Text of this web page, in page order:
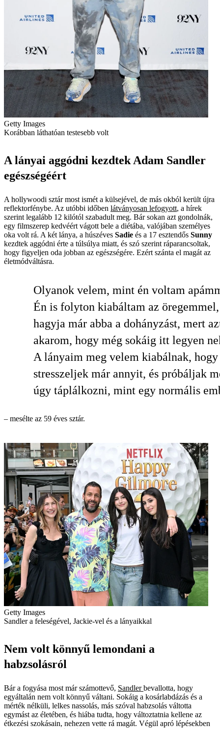
Getty Images
Korábban láthatóan testesebb volt
A lányai aggódni kezdtek Adam Sandler
egészségéért
A hollywoodi sztár most ismét a külsejével, de más okból került újra
reflektorfénybe. Az utóbbi időben látványosan lefogyott, a hírek
szerint legalább 12 kilótól szabadult meg. Bár sokan azt gondolnák,
egy filmszerep kedvéért vágott bele a diétába, valójában személyes
oka volt rá. A két lánya, a húszéves Sadie és a 17 esztendős Sunny
kezdtek aggódni érte a túlsúlya miatt, és szó szerint ráparancsoltak,
hogy figyeljen oda jobban az egészségére. Ezért szánta el magát az
életmódváltásra.
Olyanok velem, mint én voltam
Én is folyton kiabáltam az
hagyja már abba a dohányzást, mert
akarom, hogy még sokáig itt legyen
A lányaim meg velem kiabálnak, hogy
stresszeljek már annyit, és próbáljak
úgy táplálkozni, mint egy normális
– mesélte az 59 éves sztár.
Getty Images
Sandler a feleségével, Jackie-vel és a lányaikkal
Nem volt könnyű lemondani a
habzsolásról
Bár a fogyása most már számottevő, Sandlerbevallotta, hogy
egyáltalán nem volt könnyű váltani. Sokáig a kosárlabdázás és a
mérték nélküli, lelkes nassolás, más szóval habzsolás váltotta
egymást az életében, és hiába tudta, hogy változtatnia kellene az
étkezési szokásain, nehezen vette rá magát. Végül apró lépésekben